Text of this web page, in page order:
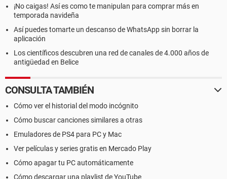
¡No caigas! Así es como te manipulan para comprar más en
temporada navideña
Así puedes tomarte un descanso de WhatsApp sin borrar la
aplicación
Los científicos descubren una red de canales de 4.000 años de
antigüedad en Belice
CONSULTA TAMBIÉN
Cómo ver el historial del modo incógnito
Cómo buscar canciones similares a otras
Emuladores de PS4 para PC y Mac
Ver películas y series gratis en Mercado Play
Cómo apagar tu PC automáticamente
Cómo descargar una playlist de YouTube